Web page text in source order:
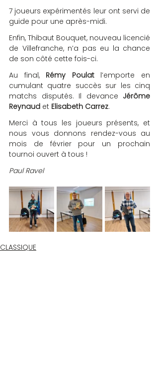
7 joueurs expérimentés leur ont servi de
guide pour une après-midi.
Enfin, Thibaut Bouquet, nouveau licencié
de Villefranche, n’a pas eu la chance
de son côté cette fois-ci.
Au final, Rémy Poulat l’emporte en
cumulant quatre succès sur les cinq
matchs disputés. Il devance Jérôme
Reynaud et Elisabeth Carrez.
Merci à tous les joueurs présents, et
nous vous donnons rendez-vous au
mois de février pour un prochain
tournoi ouvert à tous !
Paul Ravel
CLASSIQUE